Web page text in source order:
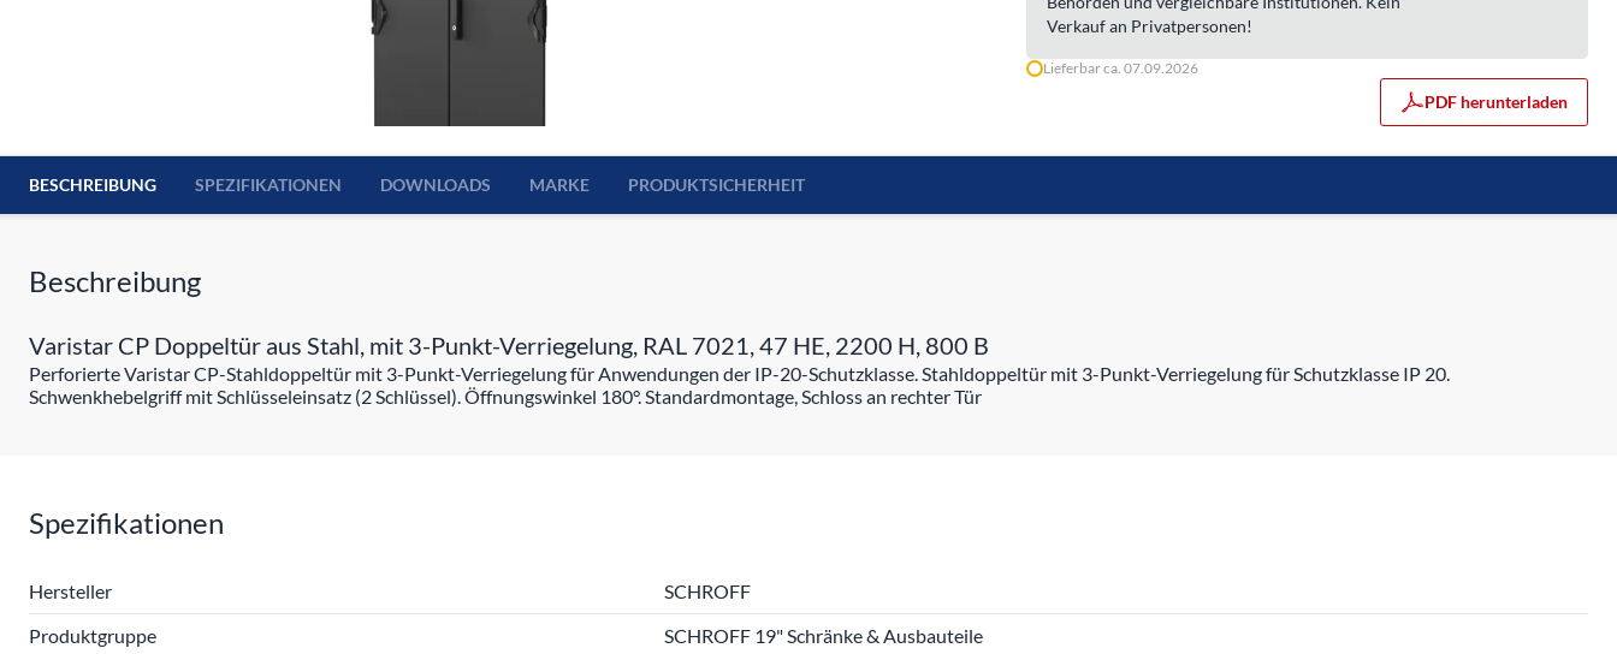
Verkauf an Privatpersonen!
Lieferbar ca. 07.09.2026
PDF herunterladen
BESCHREIBUNG SPEZIFIKATIONEN DOWNLOADS MARKE PRODUKTSICHERHEIT
Beschreibung
Varistar CP Doppeltür aus Stahl, mit 3-Punkt-Verriegelung, RAL 7021, 47 HE, 2200 H, 800 B
Perforierte Varistar CP-Stahldoppeltür mit 3-Punkt-Verriegelung für Anwendungen der IP-20-Schutzklasse. Stahldoppeltür mit 3-Punkt-Verriegelung für Schutzklasse IP 20.
Schwenkhebelgriff mit Schlüsseleinsatz (2 Schlüssel). Öffnungswinkel 180°. Standardmontage, Schloss an rechter Tür
Spezifikationen
Hersteller
SCHROFF
Produktgruppe
SCHROFF 19" Schränke & Ausbauteile